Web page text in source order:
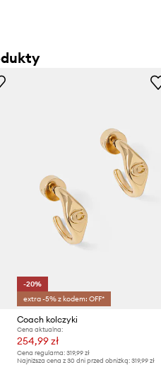
-20%
extra -5% z kodem: OFF*
Coach kolczyki
Cena aktualna:
254,99 zł
Cena regularna:319,99 zł
Najniższa cena z 30 dni przed obniżką:319,99 zł